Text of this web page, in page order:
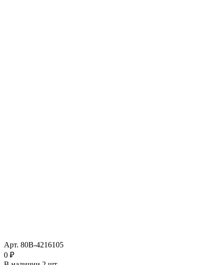
Арт. 80В-4216105
0 ₽